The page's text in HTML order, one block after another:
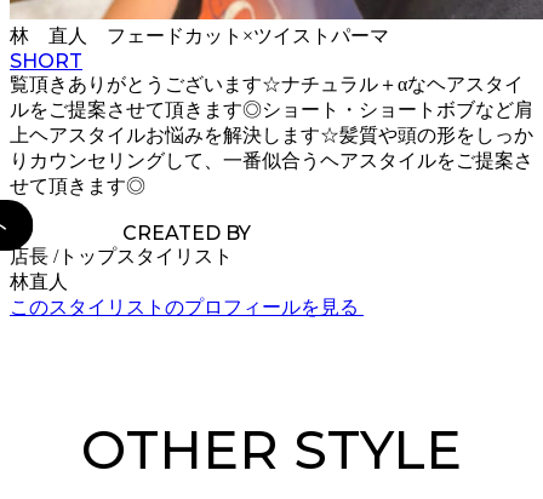
林 直人 フェードカット×ツイストパーマ
SHORT
覧頂きありがとうございます☆ナチュラル＋αなヘアスタイ
ルをご提案させて頂きます◎ショート・ショートボブなど肩
上ヘアスタイルお悩みを解決します☆髪質や頭の形をしっか
りカウンセリングして、一番似合うヘアスタイルをご提案さ
せて頂きます◎
CREATED BY
店長 /トップスタイリスト
林直人
このスタイリストのプロフィールを見る
OTHER STYLE